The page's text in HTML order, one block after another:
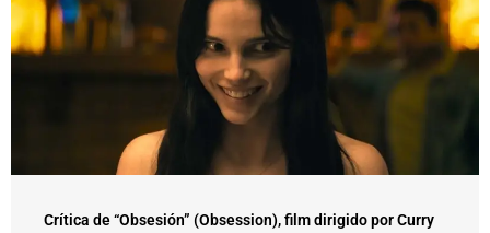
Crítica de “Obsesión” (Obsession), film dirigido por Curry